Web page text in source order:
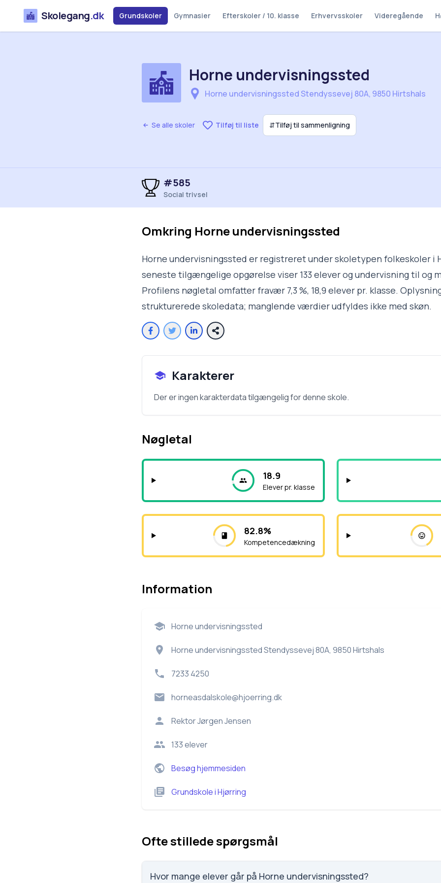
Skolegang.dk Grundskoler Gymnasier Efterskoler / 10. klasse Erhvervsskoler Videregående
Se alle skoler Tilføj til liste ⇵Tilføj til sammenligning
Horne undervisningssted
Horne undervisningssted Stendyssevej 80A, 9850 Hirtshals
#585
Social trivsel
Omkring Horne undervisningssted
Horne undervisningssted er registreret under skoletypen folkeskoler i
seneste tilgængelige opgørelse viser 133 elever og undervisning til og
Profilens nøgletal omfatter fravær 7,3 %, 18,9 elever pr. klasse.
strukturerede skoledata; manglende værdier udfyldes ikke med skøn.
Karakterer
Der er ingen karakterdata tilgængelig for denne skole.
Nøgletal
18.9
Elever pr. klasse
82.8%
Kompetencedækning
Information
Horne undervisningssted
Horne undervisningssted Stendyssevej 80A, 9850 Hirtshals
7233 4250
horneasdalskole@hjoerring.dk
RektorJørgen Jensen
133elever
Besøg hjemmesiden
GrundskoleiHjørring
Ofte stillede spørgsmål
Hvor mange elever går på Horne undervisningssted?